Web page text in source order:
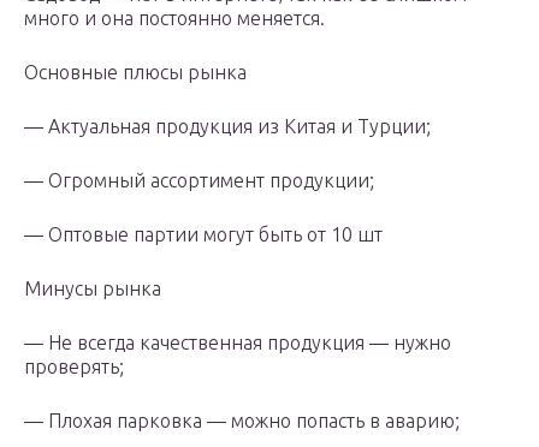
много и она постоянно меняется.
Основные плюсы рынка
— Актуальная продукция из Китая и Турции;
— Огромный ассортимент продукции;
— Оптовые партии могут быть от 10 шт
Минусы рынка
— Не всегда качественная продукция — нужно
проверять;
— Плохая парковка — можно попасть в аварию;